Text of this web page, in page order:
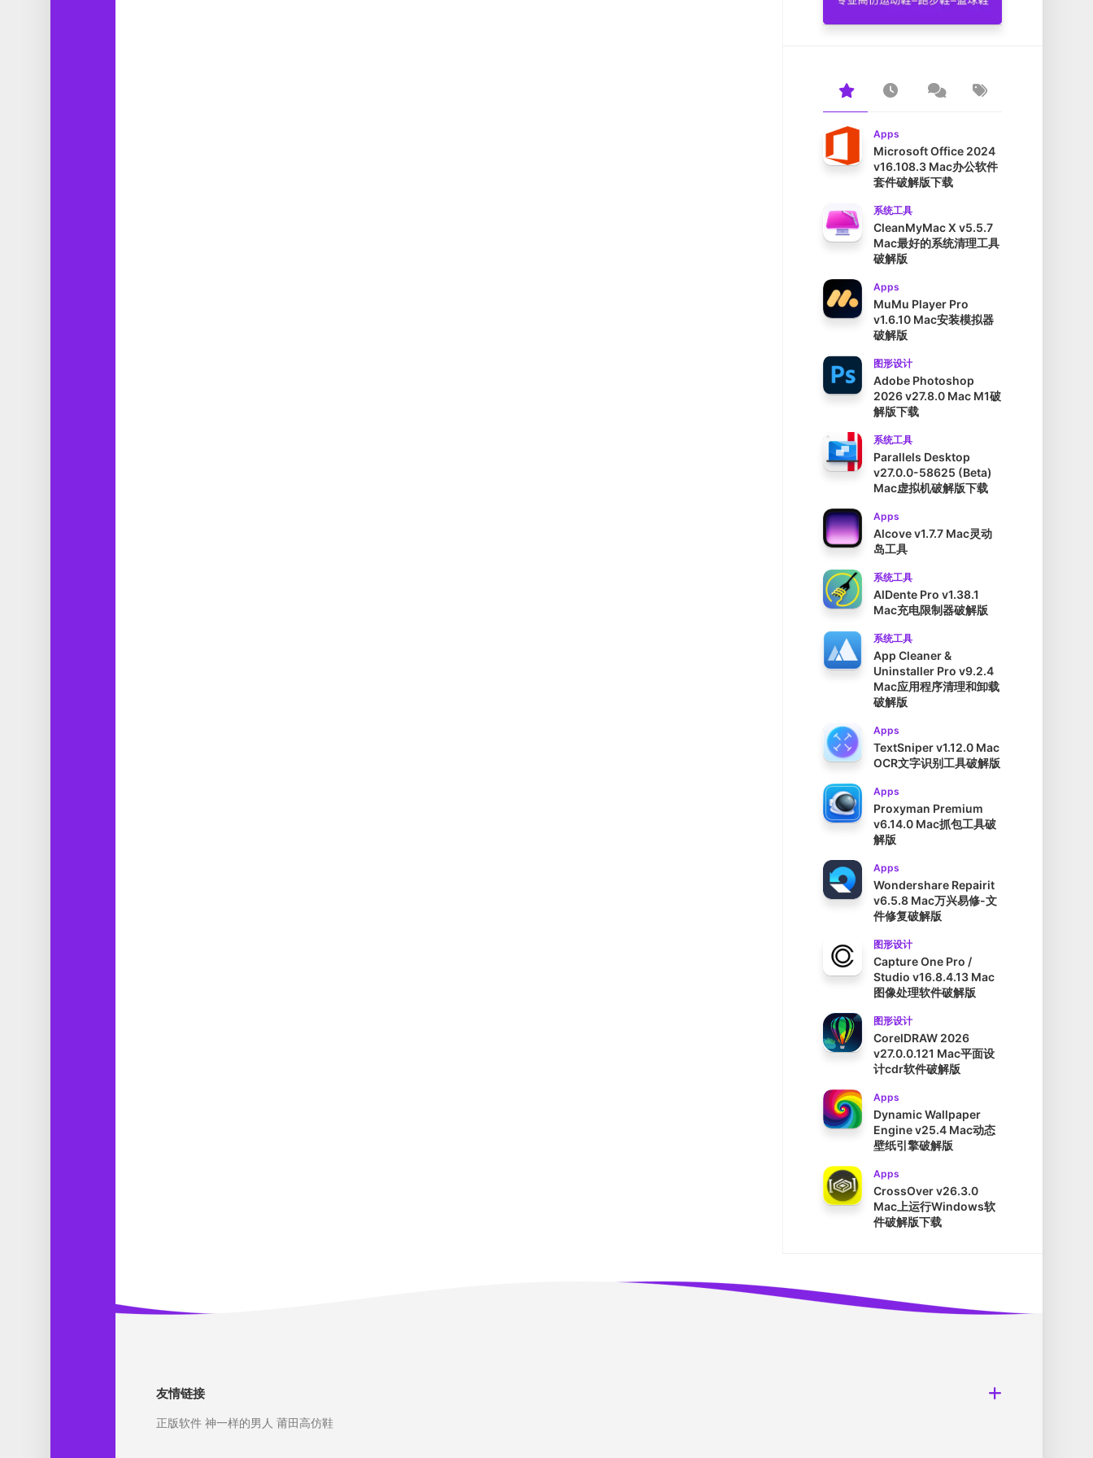
Apps
Microsoft Office 2024
v16.108.3 Mac办公软件
套件破解版下载
系统工具
CleanMyMac X v5.5.7
Mac最好的系统清理工具
破解版
Apps
MuMu Player Pro
v1.6.10 Mac安装模拟器
破解版
图形设计
Adobe Photoshop
2026 v27.8.0 Mac M1破
解版下载
系统工具
Parallels Desktop
v27.0.0-58625 (Beta)
Mac虚拟机破解版下载
Apps
Alcove v1.7.7 Mac灵动
岛工具
系统工具
AlDente Pro v1.38.1
Mac充电限制器破解版
系统工具
App Cleaner &
Uninstaller Pro v9.2.4
Mac应用程序清理和卸载
破解版
Apps
TextSniper v1.12.0 Mac
OCR文字识别工具破解版
Apps
Proxyman Premium
v6.14.0 Mac抓包工具破
解版
Apps
Wondershare Repairit
v6.5.8 Mac万兴易修-文
件修复破解版
图形设计
Capture One Pro /
Studio v16.8.4.13 Mac
图像处理软件破解版
图形设计
CorelDRAW 2026
v27.0.0.121 Mac平面设
计cdr软件破解版
Apps
Dynamic Wallpaper
Engine v25.4 Mac动态
壁纸引擎破解版
Apps
CrossOver v26.3.0
Mac上运行Windows软
件破解版下载
友情链接
正版软件 神一样的男人 莆田高仿鞋